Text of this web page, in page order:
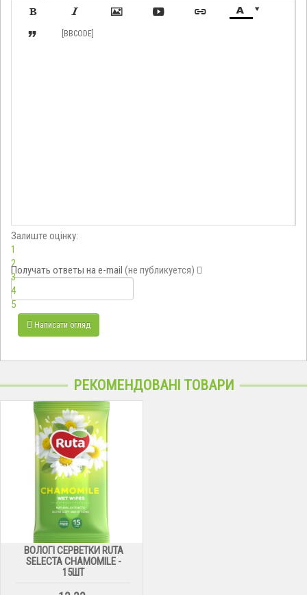

     
 [BBCODE]
Залиште оцінку:
1
2
3
4
5
Получать ответы на e-mail (не публикуется)
Написати огляд
РЕКОМЕНДОВАНІ ТОВАРИ
ВОЛОГІ СЕРВЕТКИ RUTA
SELECTA CHAMOMILE -
15ШТ